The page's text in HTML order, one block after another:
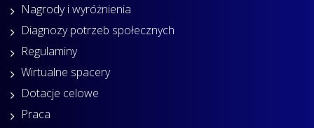
Nagrody i wyróżnienia
Diagnozy potrzeb społecznych
Regulaminy
Wirtualne spacery
Dotacje celowe
Praca